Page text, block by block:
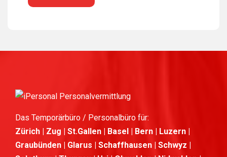
Das Temporärbüro / Personalbüro für:
Zürich | Zug | St.Gallen | Basel | Bern | Luzern |
Graubünden | Glarus | Schaffhausen | Schwyz |